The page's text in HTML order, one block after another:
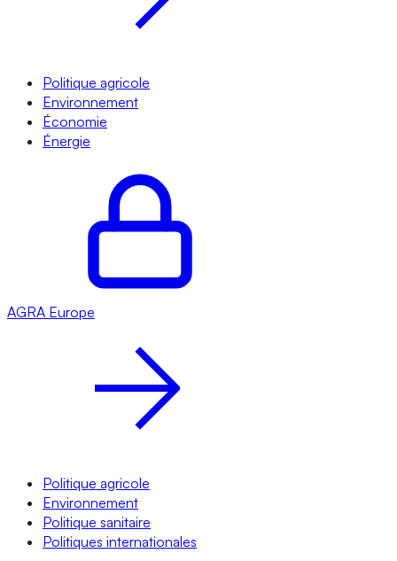
Politique agricole
Environnement
Économie
Énergie
AGRA Europe
Politique agricole
Environnement
Politique sanitaire
Politiques internationales